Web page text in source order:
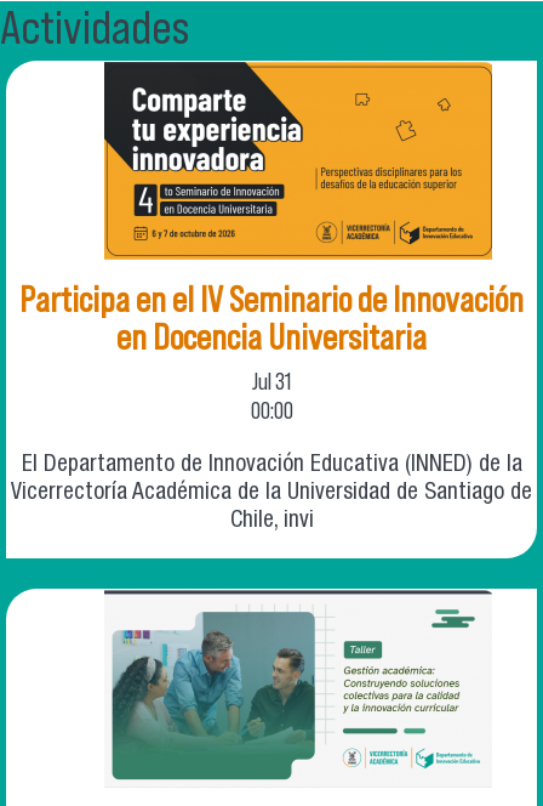
Actividades
Participa en el IV Seminario de Innovación
en Docencia Universitaria
Jul 31
00:00
El Departamento de Innovación Educativa (INNED) de la
Vicerrectoría Académica de la Universidad de Santiago de
Chile, invi